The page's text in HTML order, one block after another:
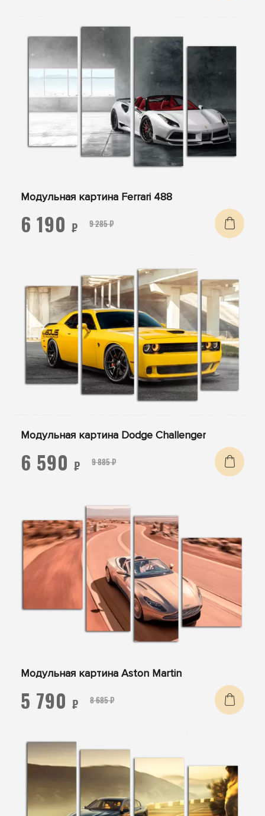
Модульная картина Ferrari 488
9 285 ₽
6 190 ₽
Модульная картина Dodge Challenger
9 885 ₽
6 590 ₽
Модульная картина Aston Martin
8 685 ₽
5 790 ₽